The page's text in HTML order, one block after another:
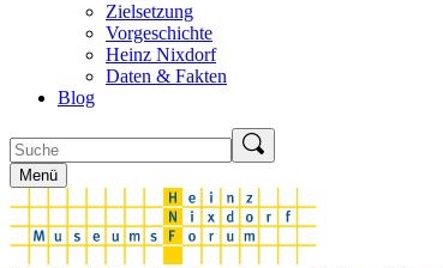
Zielsetzung
Vorgeschichte
Heinz Nixdorf
Daten & Fakten
Blog
Menü